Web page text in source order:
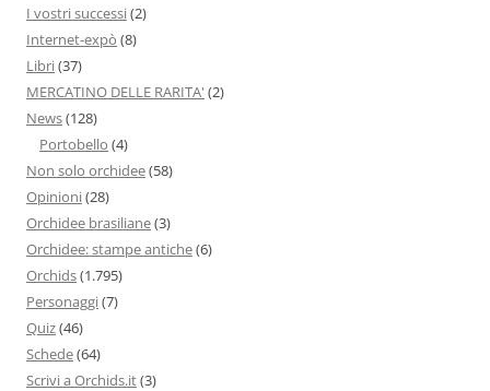
I vostri successi(2)
Internet-expò (8)
Libri(37)
MERCATINO DELLE RARITA' (2)
News(128)
Portobello (4)
Non solo orchidee(58)
Opinioni(28)
Orchidee brasiliane(3)
Orchidee: stampe antiche(6)
Orchids(1.795)
Personaggi(7)
Quiz(46)
Schede(64)
Scrivi a Orchids.it(3)